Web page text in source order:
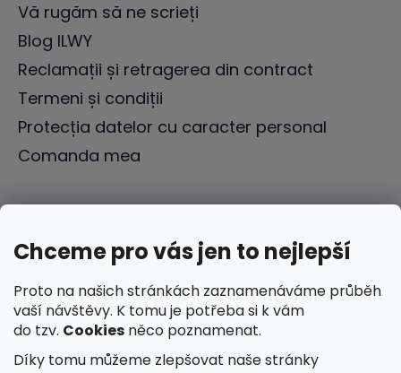
Chceme pro vás jen to nejlepší
Proto na našich stránkách zaznamenáváme průběh
vaší návštěvy. K tomu je potřeba si k vám
do tzv. Cookies něco poznamenat.
Díky tomu můžeme zlepšovat naše stránky
Vă rugăm să ne scrieți
Blog ILWY
Reclamații și retragerea din contract
Termeni și condiții
Protecția datelor cu caracter personal
Comanda mea